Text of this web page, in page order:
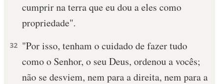
TERMO BÍBLICO
LOJA BÍBLIAON
cumprir na terra que eu dou a eles como
propriedade".
32 "Por isso, tenham o cuidado de fazer tudo
como o Senhor, o seu Deus, ordenou a vocês;
não se desviem, nem para a direita, nem para a